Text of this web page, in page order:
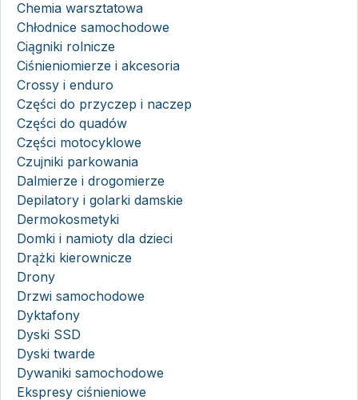
Chemia warsztatowa
Chłodnice samochodowe
Ciągniki rolnicze
Ciśnieniomierze i akcesoria
Crossy i enduro
Części do przyczep i naczep
Części do quadów
Części motocyklowe
Czujniki parkowania
Dalmierze i drogomierze
Depilatory i golarki damskie
Dermokosmetyki
Domki i namioty dla dzieci
Drążki kierownicze
Drony
Drzwi samochodowe
Dyktafony
Dyski SSD
Dyski twarde
Dywaniki samochodowe
Ekspresy ciśnieniowe